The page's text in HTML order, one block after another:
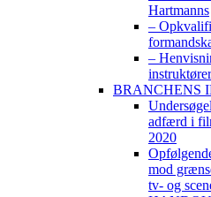
Hartmanns
–
–
BRANCHENS
adfærd i
2020
mod
tv- og